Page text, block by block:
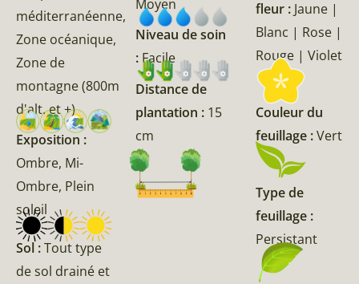
méditerranéenne,
Zone océanique,
Zone de
montagne (800m
d'alt. et +)
Exposition :
Ombre, Mi-
Ombre, Plein
soleil
Sol :Tout type
de sol drainé et
Moyen
Niveau de soin
: Facile
Distance de
plantation : 15
cm
fleur : Jaune |
Blanc | Rose |
Rouge | Violet
Couleur du
feuillage :Vert
Type de
feuillage :
Persistant